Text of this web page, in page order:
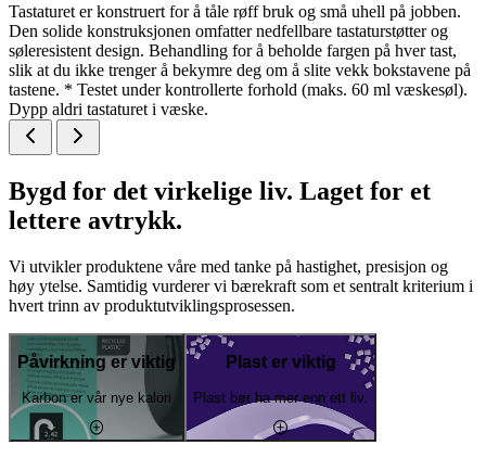
Tastaturet er konstruert for å tåle røff bruk og små uhell på jobben.
Den solide konstruksjonen omfatter nedfellbare tastaturstøtter og
søleresistent design. Behandling for å beholde fargen på hver tast,
slik at du ikke trenger å bekymre deg om å slite vekk bokstavene på
tastene. * Testet under kontrollerte forhold (maks. 60 ml væskesøl).
Dypp aldri tastaturet i væske.
Bygd for det virkelige liv. Laget for et
lettere avtrykk.
Vi utvikler produktene våre med tanke på hastighet, presisjon og
høy ytelse. Samtidig vurderer vi bærekraft som et sentralt kriterium i
hvert trinn av produktutviklingsprosessen.
Påvirkning er viktig
Karbon er vår nye kalori
Plast er viktig
Plast bør ha mer enn ett liv.